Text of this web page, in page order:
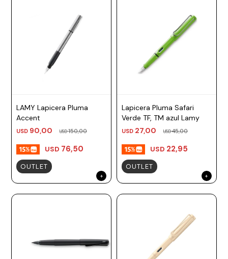
LAMY Lapicera Pluma
Accent
USD 90,00 USD150,00
USD 76,50
OUTLET
Lapicera Pluma Safari
Verde TF, TM azul Lamy
USD 27,00 USD45,00
USD 22,95
OUTLET